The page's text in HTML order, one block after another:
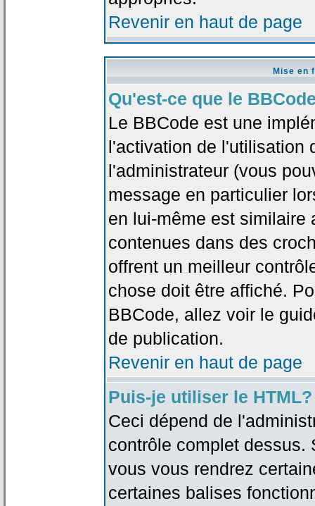
Revenir en haut de page
Mise en
Qu'est-ce que le
Le BBCode est une
l'activation de l'utilisation
l'administrateur (vous
message en particulier
en lui-même est similaire
contenues dans des
offrent un meilleur
chose doit être affiché.
BBCode, allez voir le
de publication.
Revenir en haut de page
Puis-je utiliser le HTML?
Ceci dépend de
contrôle complet dessus.
vous vous rendrez
certaines balises